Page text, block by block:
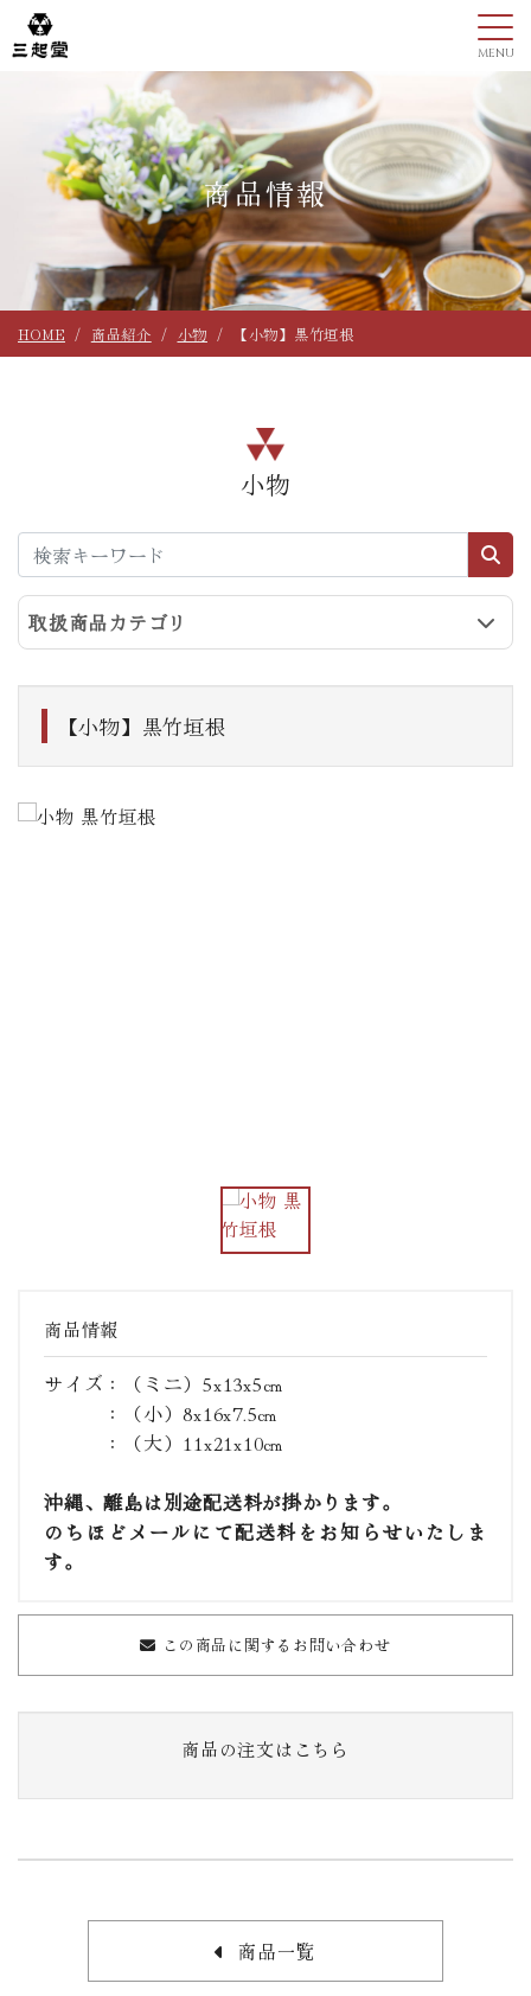
商品情報
HOME 商品紹介 小物 【小物】黒竹垣根
小物
取扱商品カテゴリ
【小物】黒竹垣根
商品情報
サイズ：（ミニ）5x13x5㎝
：（小）8x16x7.5㎝
：（大）11x21x10㎝
沖縄、離島は別途配送料が掛かります。
のちほどメールにて配送料をお知らせいたしま
す。
この商品に関するお問い合わせ
商品の注文はこちら
商品一覧